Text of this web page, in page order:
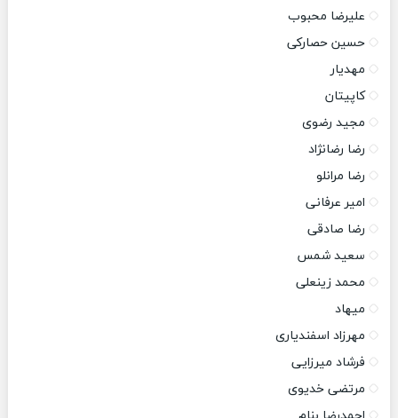
علیرضا محبوب
حسین حصارکی
مهدیار
کاپیتان
مجید رضوی
رضا رضانژاد
رضا مرانلو
امیر عرفانی
رضا صادقی
سعید شمس
محمد زینعلی
میهاد
مهرزاد اسفندیاری
فرشاد میرزایی
مرتضی خدیوی